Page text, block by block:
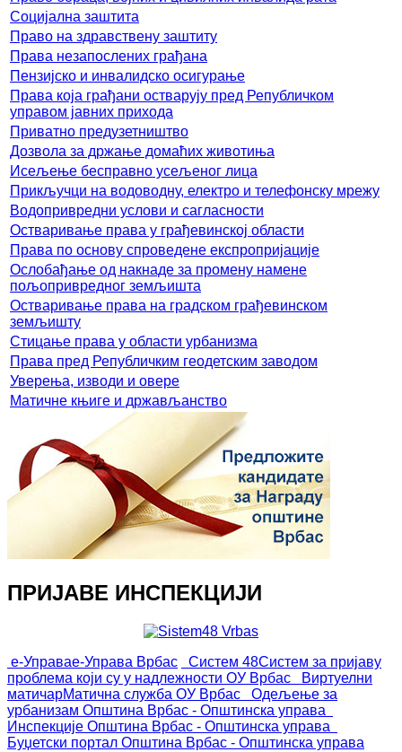
Социјална заштита
Право на здравствену заштиту
Права незапослених грађана
Пензијско и инвалидско осигурање
Права која грађани остварују пред Републичком
управом јавних прихода
Приватно предузетништво
Дозвола за држање домаћих животиња
Исељење бесправно усељеног лица
Прикључци на водоводну, електро и телефонску мрежу
Водопривредни услови и сагласности
Остваривање права у грађевинској области
Права по основу спроведене експропријације
Ослобађање од накнаде за промену намене
пољопривредног земљишта
Остваривање права на градском грађевинском
земљишту
Стицање права у области урбанизма
Права пред Републичким геодетским заводом
Уверења, изводи и овере
Матичне књиге и држављанство
ПРИЈАВЕ ИНСПЕКЦИЈИ
е-Управае-Управа Врбас Систем 48Систем за пријаву
проблема који су у надлежности ОУ Врбас
Виртуелни
матичарМатична служба ОУ Врбас
Одељење за
урбанизам Општина Врбас - Општинска управа
Инспекције Општина Врбас - Општинска управа
Буџетски портал Општина Врбас - Општинска управа